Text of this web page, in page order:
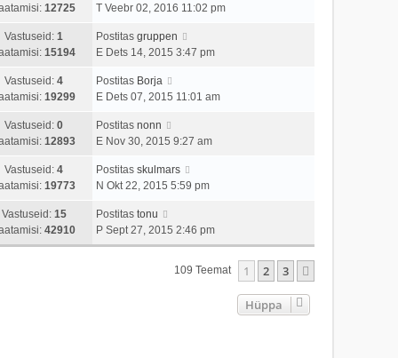
12725
T Veebr 02, 2016 11:02 pm
Vastuseid: 1
15194
Postitas gruppen
E Dets 14, 2015 3:47 pm
Vastuseid: 4
19299
Postitas Borja
E Dets 07, 2015 11:01 am
Vastuseid: 0
12893
Postitas nonn
E Nov 30, 2015 9:27 am
Vastuseid: 4
19773
Postitas skulmars
N Okt 22, 2015 5:59 pm
Vastuseid: 15
42910
Postitas tonu
P Sept 27, 2015 2:46 pm
109 Teemat 1 2 3
Hüppa